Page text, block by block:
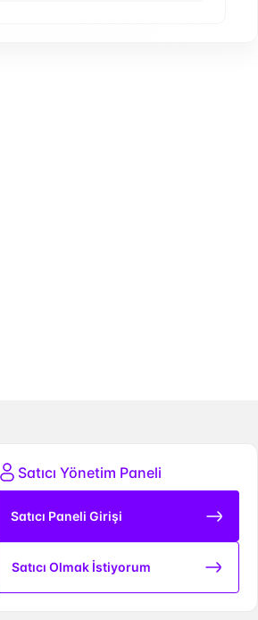
Satıcı Yönetim Paneli
Satıcı Paneli Girişi
Satıcı Olmak İstiyorum